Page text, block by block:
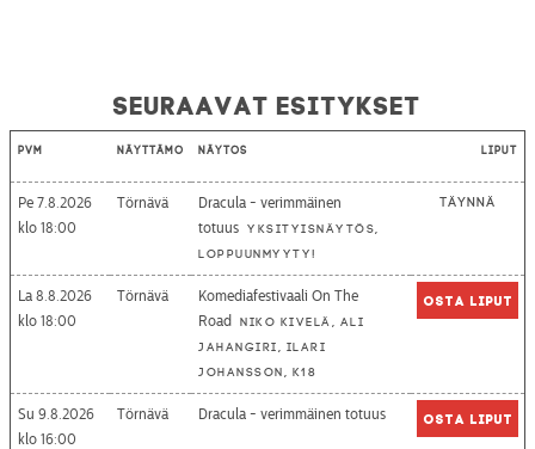
Seuraavat esitykset
Pvm Näyttämö Näytös Liput
Pe 7.8.2026
18:00
Törnävä
Dracula - verimmäinen
totuus Yksityisnäytös,
loppuunmyyty!
Täynnä
La 8.8.2026
18:00
Törnävä
Komediafestivaali On The
Road
Niko Kivelä, Ali
Jahangiri, Ilari
Johansson, K18
Osta liput
Su 9.8.2026
16:00
Törnävä Dracula - verimmäinen totuus Osta liput